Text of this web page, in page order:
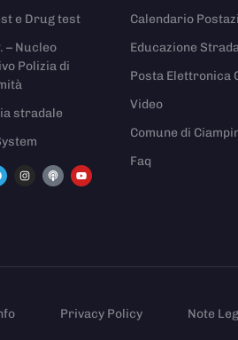
e Drug test
– Nucleo
Polizia di
stradale
Calendario
Educazione
Posta Elettronica
Video
Comune di
Faq
Privacy Policy Note